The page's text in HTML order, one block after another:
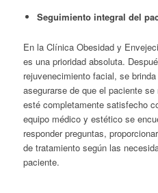
Seguimiento integral del
En la Clínica Obesidad y
es una prioridad absoluta.
rejuvenecimiento facial, se
asegurarse de que el paciente
esté completamente satisfecho
equipo médico y estético se
responder preguntas,
de tratamiento según las
paciente.